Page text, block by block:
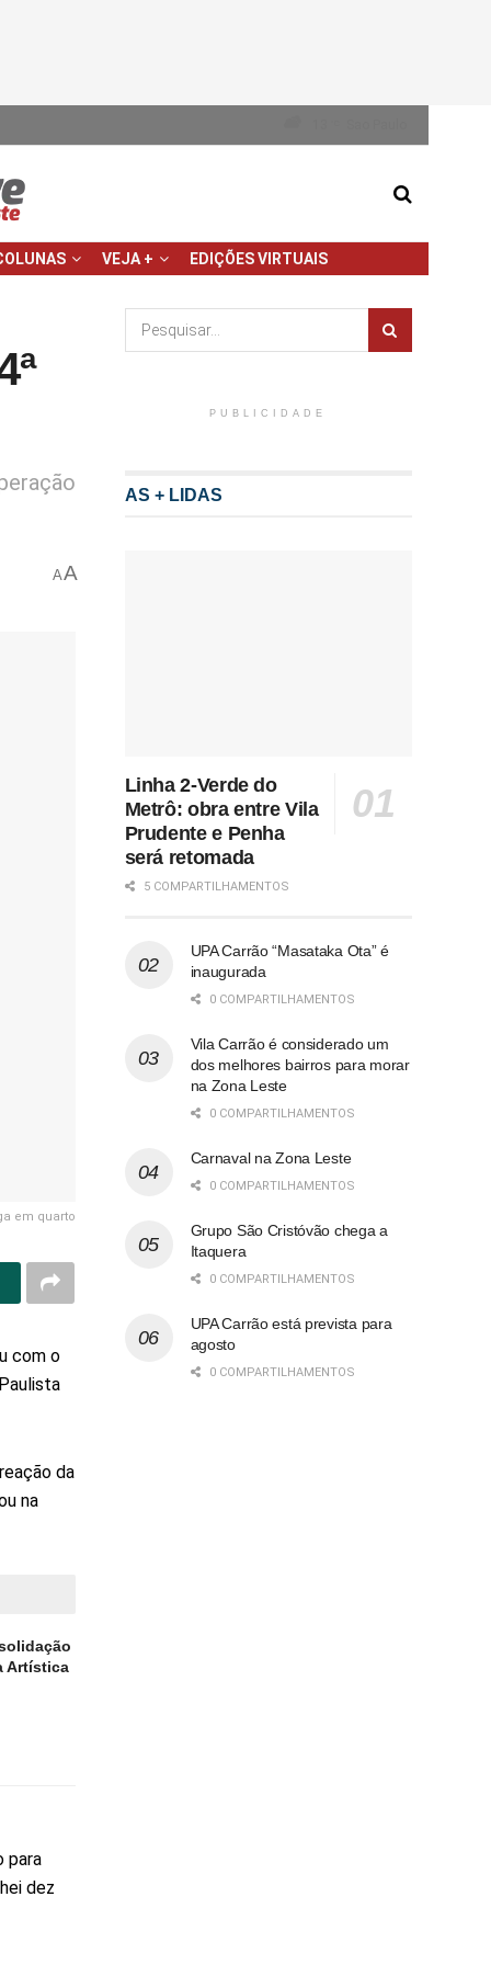
VEJA + EDIÇÕES VIRTUAIS
AA
em quarto
com o
da
na
Artística
para
dez
PUBLICIDADE
AS + LIDAS
Linha 2-Verde do
Metrô: obra entre Vila
Prudente e Penha
será retomada
5 COMPARTILHAMENTOS
UPA Carrão “Masataka Ota” é
inaugurada
0 COMPARTILHAMENTOS
Vila Carrão é considerado um
dos melhores bairros para morar
na Zona Leste
0 COMPARTILHAMENTOS
Carnaval na Zona Leste
0 COMPARTILHAMENTOS
Grupo São Cristóvão chega a
Itaquera
0 COMPARTILHAMENTOS
UPA Carrão está prevista para
agosto
0 COMPARTILHAMENTOS